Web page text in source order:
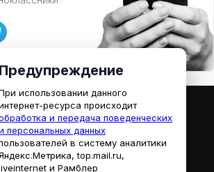
АфишаКино
,reklama@mediaryazan.ru
Предупреждение
использовании данного
ресурса происходит
и передача поведенческих
персональных данных
в систему аналитики
top.mail.ru,
и Рамблер